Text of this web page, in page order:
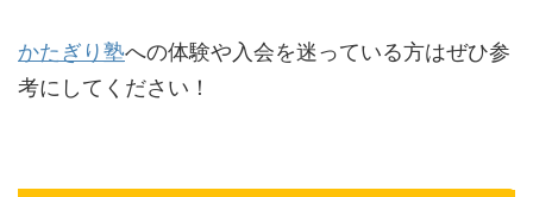
かたぎり塾への体験や入会を迷っている方はぜひ参
考にしてください！